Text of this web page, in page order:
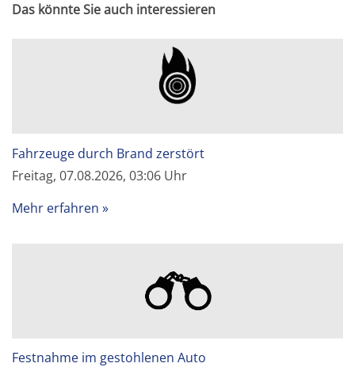
Das könnte Sie auch interessieren
Fahrzeuge durch Brand zerstört
Freitag, 07.08.2026, 03:06 Uhr
Mehr erfahren
Festnahme im gestohlenen Auto